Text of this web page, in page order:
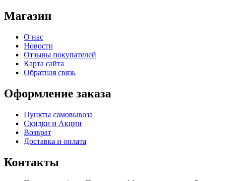
Магазин
О нас
Новости
Отзывы покупателей
Карта сайта
Обратная связь
Оформление заказа
Пункты самовывоза
Скидки и Акции
Возврат
Доставка и оплата
Контакты